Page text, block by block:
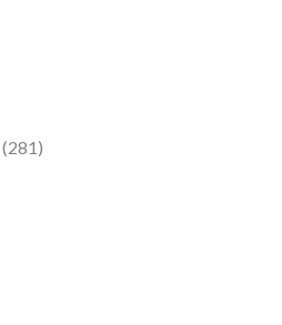
(281)